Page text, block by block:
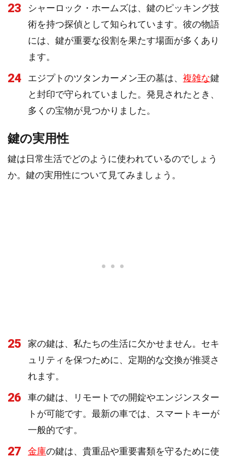
23
シャーロック・ホームズは、鍵のピッキング技
術を持つ探偵として知られています。彼の物語
には、鍵が重要な役割を果たす場面が多くあり
ます。
24 エジプトのツタンカーメン王の墓は、 複雑な鍵
と封印で守られていました。発見されたとき、
多くの宝物が見つかりました。
鍵の実用性
鍵は日常生活でどのように使われているのでしょう
か。鍵の実用性について見てみましょう。
25
家の鍵は、私たちの生活に欠かせません。セキ
ュリティを保つために、定期的な交換が推奨さ
れます。
26
車の鍵は、リモートでの開錠やエンジンスター
トが可能です。最新の車では、スマートキーが
一般的です。
27 金庫の鍵は、貴重品や重要書類を守るために使